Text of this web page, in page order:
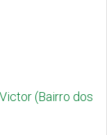
(Bairro dos